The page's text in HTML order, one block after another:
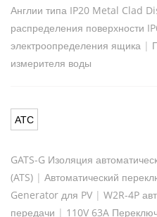
Англии типа IP20 Metal Clad
распределения поверхности
электроопределения ящика |
измерителя воды
АТС
GATS-G Изоляция
(ATS) | Автоматический
Generator для PV | W2R-4P
передачи | 110V 63A